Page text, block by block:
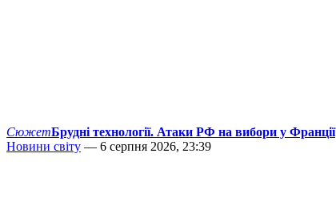
СюжетБрудні технології. Атаки РФ на вибори у Франції
Новини світу — 6 серпня 2026, 23:39